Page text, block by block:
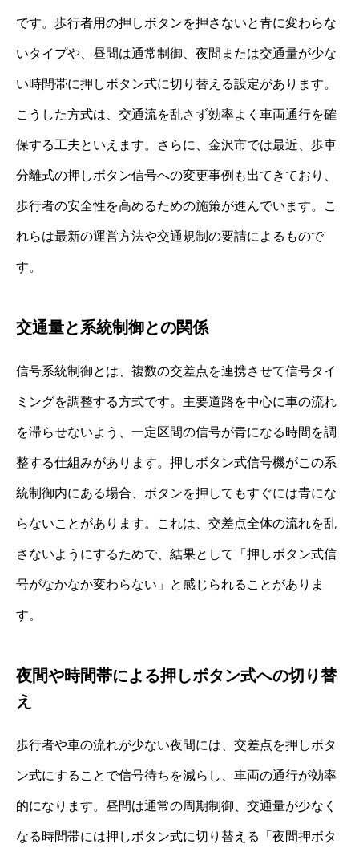
です。歩行者用の押しボタンを押さないと青に変わらな
いタイプや、昼間は通常制御、夜間または交通量が少な
い時間帯に押しボタン式に切り替える設定があります。
こうした方式は、交通流を乱さず効率よく車両通行を確
保する工夫といえます。さらに、金沢市では最近、歩車
分離式の押しボタン信号への変更事例も出てきており、
歩行者の安全性を高めるための施策が進んでいます。こ
れらは最新の運営方法や交通規制の要請によるもので
す。
交通量と系統制御との関係
信号系統制御とは、複数の交差点を連携させて信号タイ
ミングを調整する方式です。主要道路を中心に車の流れ
を滞らせないよう、一定区間の信号が青になる時間を調
整する仕組みがあります。押しボタン式信号機がこの系
統制御内にある場合、ボタンを押してもすぐには青にな
らないことがあります。これは、交差点全体の流れを乱
さないようにするためで、結果として「押しボタン式信
号がなかなか変わらない」と感じられることがありま
す。
夜間や時間帯による押しボタン式への切り替
え
歩行者や車の流れが少ない夜間には、交差点を押しボタ
ン式にすることで信号待ちを減らし、車両の通行が効率
的になります。昼間は通常の周期制御、交通量が少なく
なる時間帯には押しボタン式に切り替える「夜間押ボタ